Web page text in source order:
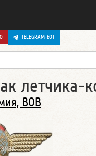
TELEGRAM-БОТ
летчика-
ВОВ